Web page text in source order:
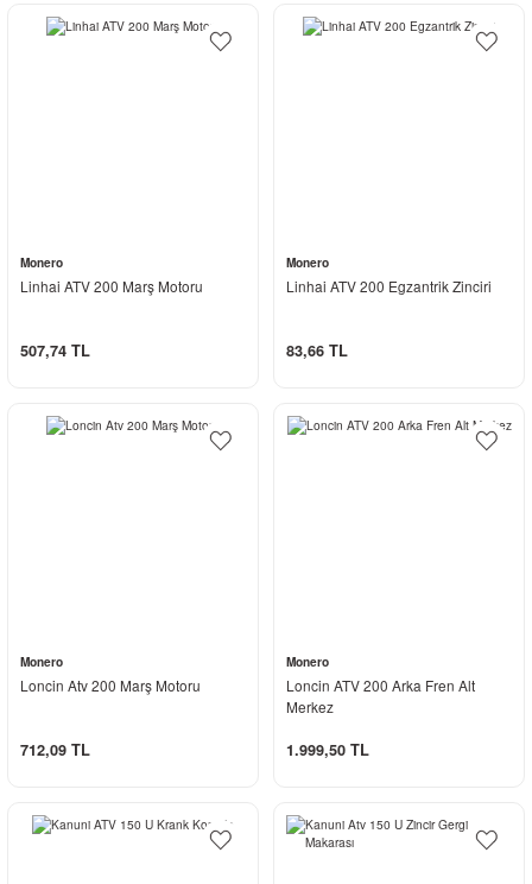
Monero
Linhai ATV 200 Marş Motoru
507,74 TL
Monero
Linhai ATV 200 Egzantrik Zinciri
83,66 TL
Monero
Loncin Atv 200 Marş Motoru
712,09 TL
Monero
Loncin ATV 200 Arka Fren Alt
Merkez
1.999,50 TL